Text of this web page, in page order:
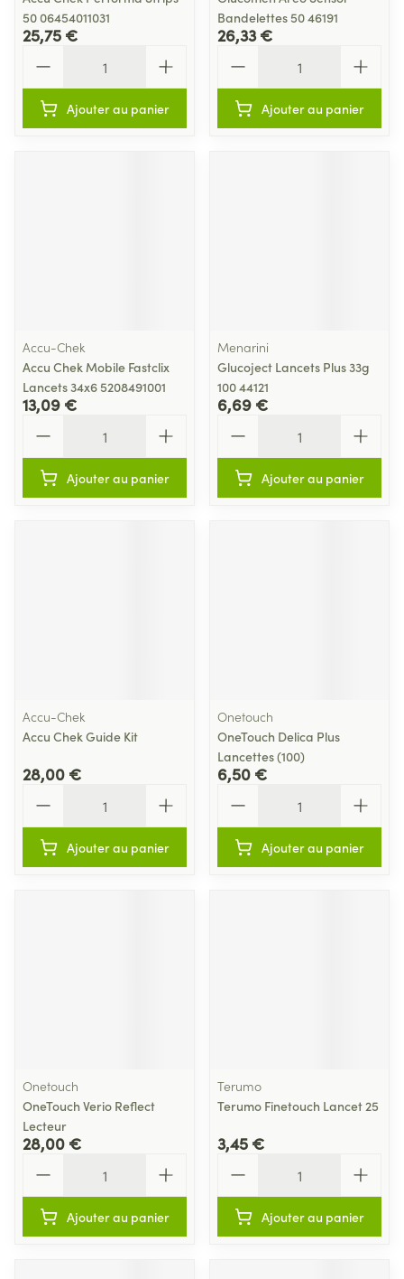
50 06454011031
25,75 €
Ajouter au panier
Bandelettes 50 46191
26,33 €
Ajouter au panier
Accu-Chek
Accu Chek Mobile Fastclix
Lancets 34x6 5208491001
13,09 €
Ajouter au panier
Menarini
Glucoject Lancets Plus 33g
100 44121
6,69 €
Ajouter au panier
Accu-Chek
Accu Chek Guide Kit
28,00 €
Ajouter au panier
Onetouch
OneTouch Delica Plus
Lancettes (100)
6,50 €
Ajouter au panier
Onetouch
OneTouch Verio Reflect
Lecteur
28,00 €
Ajouter au panier
Terumo
Terumo Finetouch Lancet 25
3,45 €
Ajouter au panier